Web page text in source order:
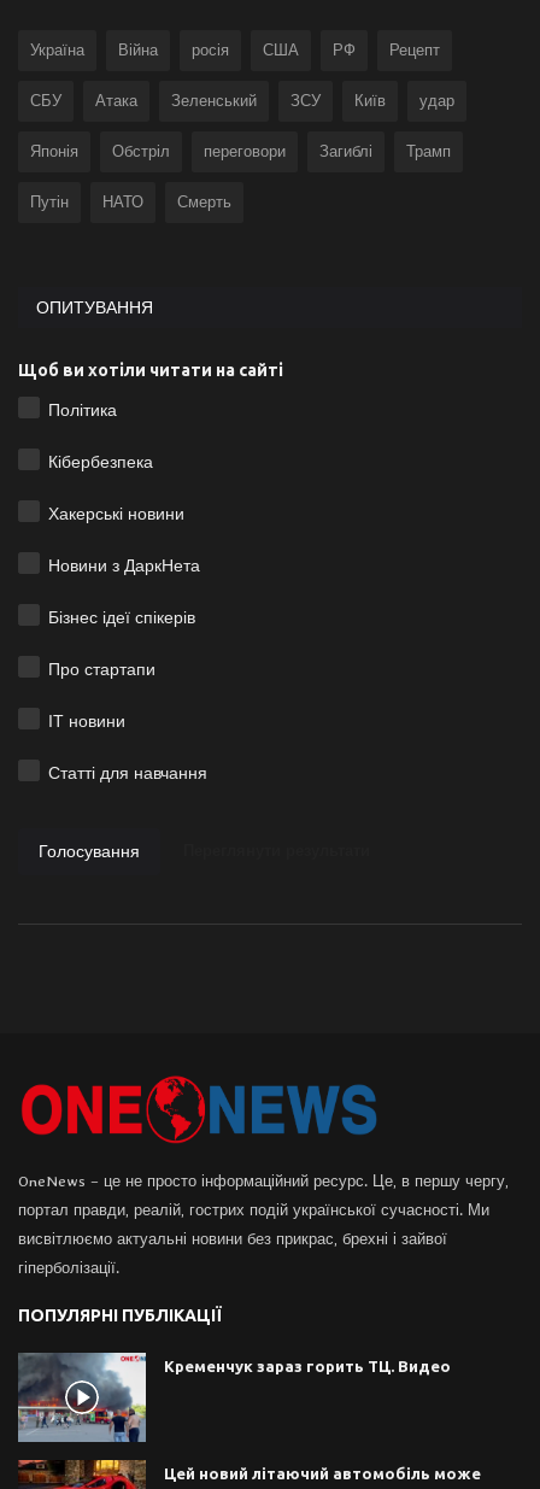
Україна Війна росія США РФ Рецепт
СБУ Атака Зеленський ЗСУ Київ удар
Японія Обстріл переговори Загиблі Трамп
Путін НАТО Смерть
ОПИТУВАННЯ
Щоб ви хотіли читати на сайті
Політика
Кібербезпека
Хакерські новини
Новини з ДаркНета
Бізнес ідеї спікерів
Про стартапи
ІТ новини
Статті для навчання
Голосування
OneNews – це не просто інформаційний ресурс. Це, в першу чергу,
портал правди, реалій, гострих подій української сучасності. Ми
висвітлюємо актуальні новини без прикрас, брехні і зайвої
гіперболізації.
ПОПУЛЯРНІ ПУБЛІКАЦІЇ
Кременчук зараз горить ТЦ. Видео
Цей новий літаючий автомобіль може